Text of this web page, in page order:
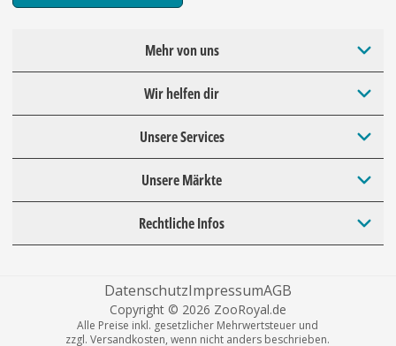
Mehr von uns
Wir helfen dir
Unsere Services
Unsere Märkte
Rechtliche Infos
DatenschutzImpressumAGB
Copyright © 2026 ZooRoyal.de
Alle Preise inkl. gesetzlicher Mehrwertsteuer und
zzgl. Versandkosten, wenn nicht anders beschrieben.